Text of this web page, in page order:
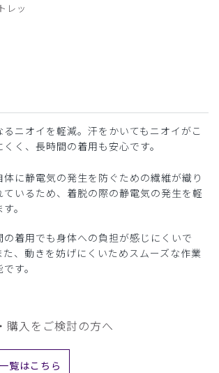
レッ
るニオイを軽減。汗をかいてもニオイがこ
くく、長時間の着用も安心です。
体に静電気の発生を防ぐための繊維が織り
ているため、着脱の際の静電気の発生を軽
。
の着用でも身体への負担が感じにくいで
た、動きを妨げにくいためスムーズな作業
す。
購入をご検討の方へ
覧はこちら